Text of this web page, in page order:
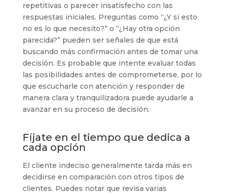
repetitivas o parecer insatisfecho con las
respuestas iniciales. Preguntas como “¿Y si esto
no es lo que necesito?” o “¿Hay otra opción
parecida?” pueden ser señales de que está
buscando más confirmación antes de tomar una
decisión. Es probable que intente evaluar todas
las posibilidades antes de comprometerse, por lo
que escucharle con atención y responder de
manera clara y tranquilizadora puede ayudarle a
avanzar en su proceso de decisión.
Fíjate en el tiempo que dedica a
cada opción
El cliente indeciso generalmente tarda más en
decidirse en comparación con otros tipos de
clientes. Puedes notar que revisa varias